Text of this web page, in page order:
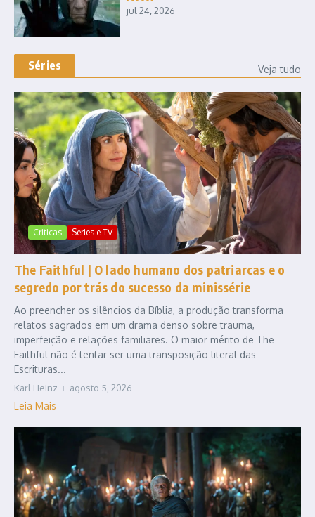
jul 24, 2026
Séries Veja tudo
Criticas Series e TV
The Faithful | O lado humano dos patriarcas e o
segredo por trás do sucesso da minissérie
Ao preencher os silêncios da Bíblia, a produção transforma
relatos sagrados em um drama denso sobre trauma,
imperfeição e relações familiares. O maior mérito de The
Faithful não é tentar ser uma transposição literal das
Escrituras...
Karl Heinz agosto 5, 2026
Leia Mais